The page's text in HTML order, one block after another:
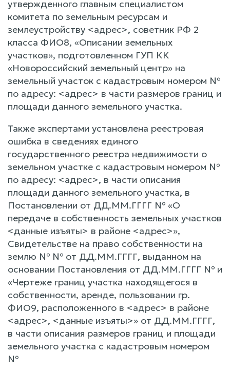
утвержденного главным специалистом
комитета по земельным ресурсам и
землеустройству <адрес>, советник РФ 2
класса ФИО8, «Описании земельных
участков», подготовленном ГУП КК
«Новороссийский земельный центр» на
земельный участок с кадастровым номером №
по адресу: <адрес> в части размеров границ и
площади данного земельного участка.
Также экспертами установлена реестровая
ошибка в сведениях единого
государственного реестра недвижимости о
земельном участке с кадастровым номером №
по адресу: <адрес>, в части описания
площади данного земельного участка, в
Постановлении от ДД.ММ.ГГГГ № «О
передаче в собственность земельных участков
<данные изъяты> в районе <адрес>»,
Свидетельстве на право собственности на
землю № № от ДД.ММ.ГГГГ, выданном на
основании Постановления от ДД.ММ.ГГГГ № и
«Чертеже границ участка находящегося в
собственности, аренде, пользовании гр.
ФИО9, расположенного в <адрес> в районе
<адрес>, <данные изъяты>» от ДД.ММ.ГГГГ,
в части описания размеров границ и площади
земельного участка с кадастровым номером
№